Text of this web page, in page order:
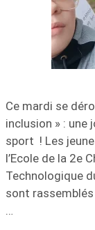
Ce mardi se
inclusion » : une
sport ! Les
l’Ecole de la 2e
Technologique
sont
…